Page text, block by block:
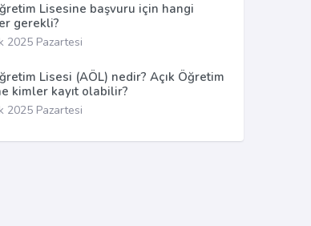
Lisesine başvuru için hangi
gerekli?
2025 Pazartesi
Lisesi (AÖL) nedir? Açık Öğretim
kimler kayıt olabilir?
2025 Pazartesi